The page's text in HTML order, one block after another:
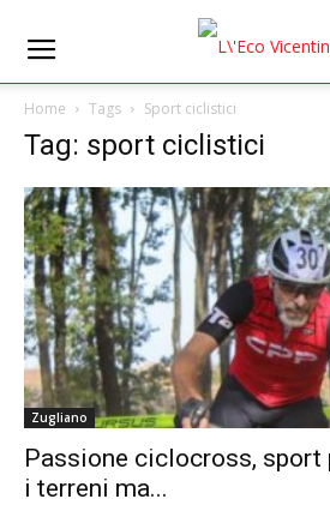
Home Tags Sport ciclistici
Tag: sport ciclistici
Zugliano
Passione ciclocross, sport
i terreni ma...